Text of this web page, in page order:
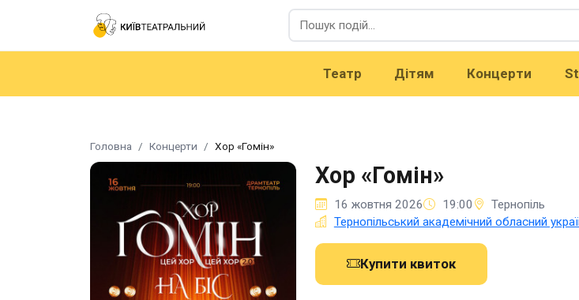
Театр Дітям Концерти
Головна Концерти Хор «Гомін»
Хор «Гомін»
16 жовтня 2026 19:00
Тернопіль
Тернопільський академічний обласний
Купити квиток